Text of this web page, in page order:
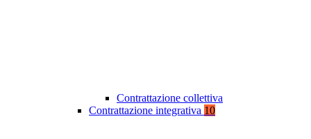
Contrattazione collettiva
Contrattazione integrativa 10